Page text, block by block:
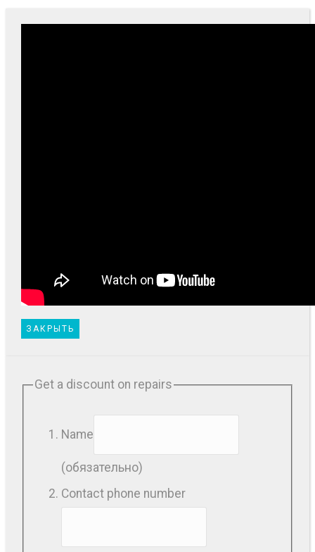
ЗАКРЫТЬ
Get a discount on repairs
Name
(обязательно)
Contact phone number